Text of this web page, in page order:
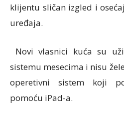
klijentu sličan izgled i
uređaja.
Novi vlasnici kuća su
sistemu mesecima i nisu
operetivni sistem koji
pomoću iPad-a.